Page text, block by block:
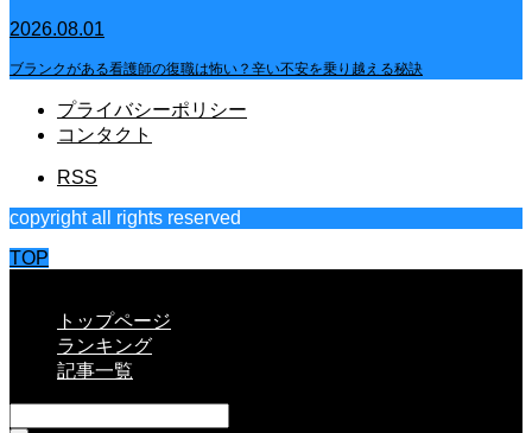
2026.08.01
ブランクがある看護師の復職は怖い？辛い不安を乗り越える秘訣
プライバシーポリシー
コンタクト
RSS
copyright all rights reserved
TOP
トップページ
ランキング
記事一覧